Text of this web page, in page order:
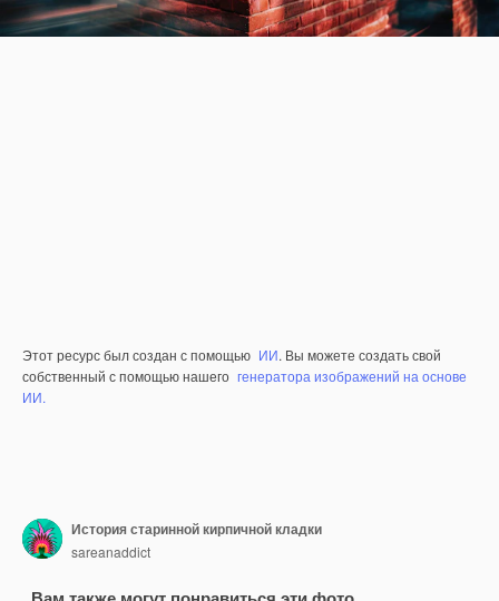
Этот ресурс был создан с помощью ИИ. Вы можете создать свой
собственный с помощью нашего генератора изображений на основе
ИИ.
История старинной кирпичной кладки
sareanaddict